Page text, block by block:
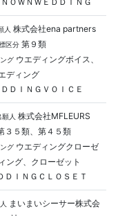
人 株式会社ena partners
区分第９類
グウエディングボイス、
ディング
ＤＩＮＧＶＯＩＣＥ
人 株式会社MFLEURS
３５類、第４５類
グウエディングクローゼ
ング、クローゼット
ＤＩＮＧＣＬＯＳＥＴ
まいまいシーサー株式会